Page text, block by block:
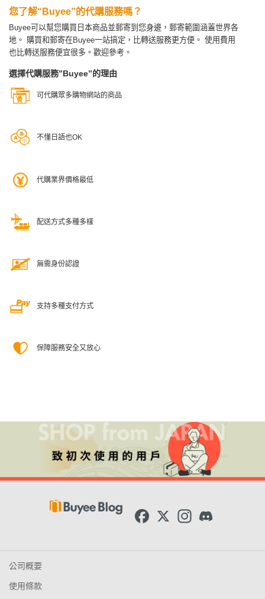
您了解“Buyee”的代購服務嗎？
Buyee可以幫您購買日本商品並郵寄到您身邊，郵寄範圍涵蓋世界各
地。 購買和郵寄在Buyee一站搞定，比轉送服務更方便。 使用費用
也比轉送服務便宜很多。歡迎參考。
選擇代購服務”Buyee”的理由
可代購眾多購物網站的商品
不懂日語也OK
代購業界價格最低
配送方式多種多樣
無需身份認證
支持多種支付方式
保障服務安全又放心
b
X
a
o
公司概要
使用條款